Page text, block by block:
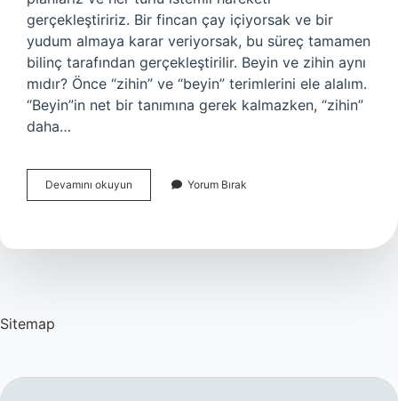
gerçekleştiririz. Bir fincan çay içiyorsak ve bir
yudum almaya karar veriyorsak, bu süreç tamamen
bilinç tarafından gerçekleştirilir. Beyin ve zihin aynı
mıdır? Önce “zihin” ve “beyin” terimlerini ele alalım.
“Beyin”in net bir tanımına gerek kalmazken, “zihin”
daha…
Devamını okuyun
Ve
Şey
Yorum Bırak
Sitemap